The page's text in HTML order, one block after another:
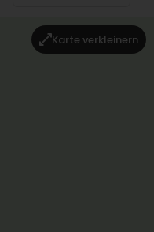
Karte verkleinern